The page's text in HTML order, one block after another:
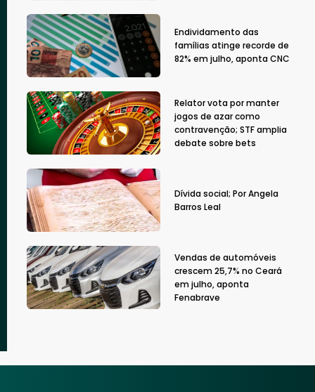
Endividamento das
famílias atinge recorde de
82% em julho, aponta CNC
Relator vota por manter
jogos de azar como
contravenção; STF amplia
debate sobre bets
Dívida social; Por Angela
Barros Leal
Vendas de automóveis
crescem 25,7% no Ceará
em julho, aponta
Fenabrave